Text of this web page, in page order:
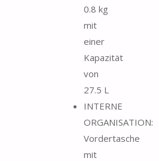
0.8 kg
mit
einer
Kapazität
von
27.5 L
INTERNE
ORGANISATION:
Vordertasche
mit